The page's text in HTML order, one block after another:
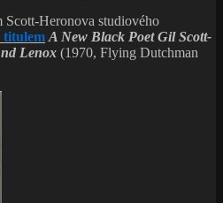
Scott-Heronova studiového
titulem A New Black Poet Gil Scott-
Lenox (1970, Flying Dutchman